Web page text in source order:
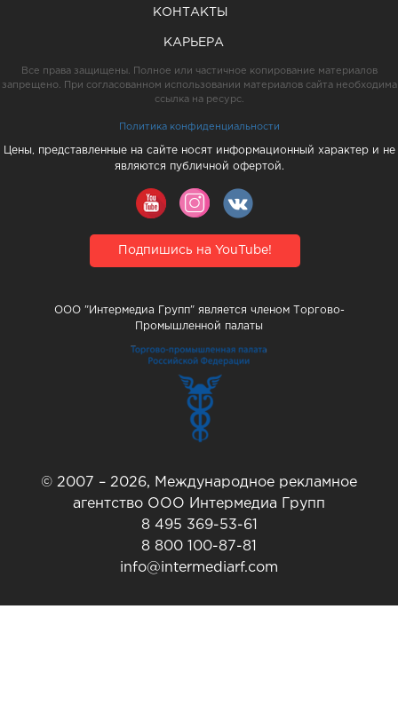
КОНТАКТЫ
КАРЬЕРА
Все права защищены. Полное или частичное копирование материалов
запрещено. При согласованном использовании материалов сайта необходима
ссылка на ресурс.
Политика конфиденциальности
Цены, представленные на сайте носят информационный характер и не
являются публичной офертой.
Подпишись на YouTube!
ООО "Интермедиа Групп" является членом Торгово-
Промышленной палаты
© 2007 – 2026, Международное рекламное
агентство ООО Интермедиа Групп
8 495 369-53-61
8 800 100-87-81
info@intermediarf.com